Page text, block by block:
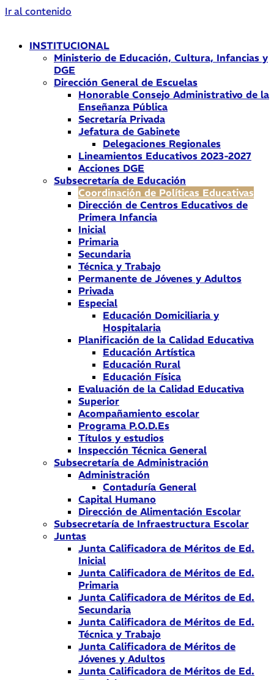
Ir al contenido
INSTITUCIONAL
Ministerio de Educación, Cultura, Infancias y
DGE
Dirección General de Escuelas
Honorable Consejo Administrativo de la
Enseñanza Pública
Secretaría Privada
Jefatura de Gabinete
Delegaciones Regionales
Lineamientos Educativos 2023-2027
Acciones DGE
Subsecretaría de Educación
Coordinación de Políticas Educativas
Dirección de Centros Educativos de
Primera Infancia
Inicial
Primaria
Secundaria
Técnica y Trabajo
Permanente de Jóvenes y Adultos
Privada
Especial
Educación Domiciliaria y
Hospitalaria
Planificación de la Calidad Educativa
Educación Artística
Educación Rural
Educación Física
Evaluación de la Calidad Educativa
Superior
Acompañamiento escolar
Programa P.O.D.Es
Títulos y estudios
Inspección Técnica General
Subsecretaría de Administración
Administración
Contaduría General
Capital Humano
Dirección de Alimentación Escolar
Subsecretaría de Infraestructura Escolar
Juntas
Junta Calificadora de Méritos de Ed.
Inicial
Junta Calificadora de Méritos de Ed.
Primaria
Junta Calificadora de Méritos de Ed.
Secundaria
Junta Calificadora de Méritos de Ed.
Técnica y Trabajo
Junta Calificadora de Méritos de
Jóvenes y Adultos
Junta Calificadora de Méritos de Ed.